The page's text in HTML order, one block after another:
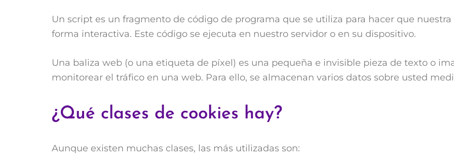
Un script es un fragmento de código de programa que se utiliza para hacer que
forma interactiva. Este código se ejecuta en nuestro servidor o en su dispositivo.
Una baliza web (o una etiqueta de píxel) es una pequeña e invisible pieza de texto o
monitorear el tráfico en una web. Para ello, se almacenan varios datos sobre usted
¿Qué clases de cookies hay?
Aunque existen muchas clases, las más utilizadas son: